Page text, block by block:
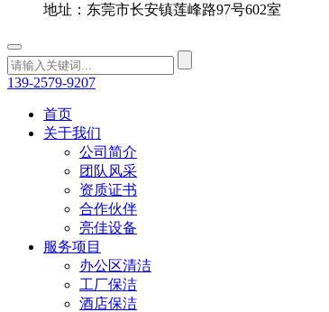
地址：东莞市长安镇莲峰路97号602室
139-2579-9207
首页
关于我们
公司简介
团队风采
资质证书
合作伙伴
亮佳设备
服务项目
办公区清洁
工厂保洁
酒店保洁